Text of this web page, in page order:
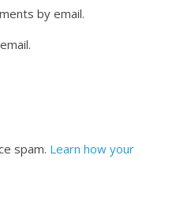
by email.
spam. Learn how your